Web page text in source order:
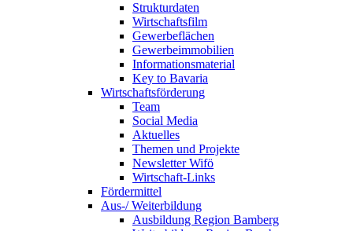
Strukturdaten
Wirtschaftsfilm
Gewerbeflächen
Gewerbeimmobilien
Informationsmaterial
Key to Bavaria
Wirtschaftsförderung
Team
Social Media
Aktuelles
Themen und Projekte
Newsletter Wifö
Wirtschaft-Links
Fördermittel
Aus-/ Weiterbildung
Ausbildung Region Bamberg